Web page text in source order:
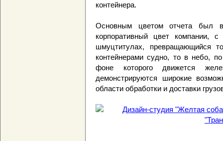
контейнера.
Основным цветом отчета был
корпоративный цвет компании,
шмуцтитулах, превращающийся
контейнерами судно, то в небо,
фоне которого движется
демонстрируются широкие
области обработки и доставки